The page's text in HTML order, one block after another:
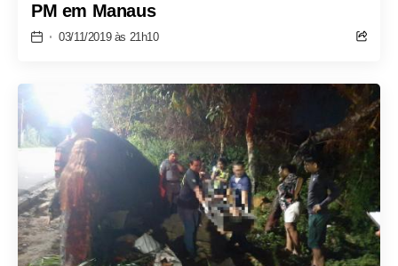
PM em Manaus
03/11/2019 às 21h10